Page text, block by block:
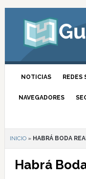
NOTICIAS REDES
NAVEGADORES
INICIO» HABRÁ BODA
Habrá